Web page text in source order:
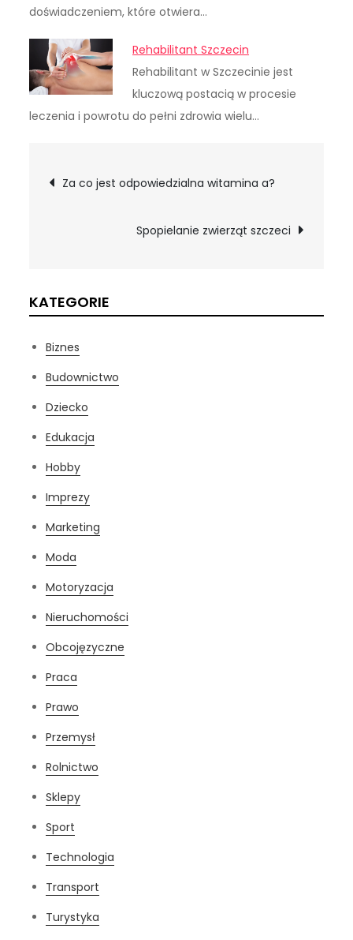
doświadczeniem, które otwiera…
Rehabilitant Szczecin
Rehabilitant w Szczecinie jest
kluczową postacią w procesie
leczenia i powrotu do pełni zdrowia wielu…
Nawigacja
wpisu
Za co jest odpowiedzialna witamina a?
Spopielanie zwierząt szczeci
KATEGORIE
Biznes
Budownictwo
Dziecko
Edukacja
Hobby
Imprezy
Marketing
Moda
Motoryzacja
Nieruchomości
Obcojęzyczne
Praca
Prawo
Przemysł
Rolnictwo
Sklepy
Sport
Technologia
Transport
Turystyka